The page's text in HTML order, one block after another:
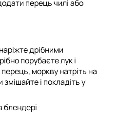
перець чилі або
дрібними
порубаєте лук і
моркву натріть на
змішайте і покладіть у
блендері